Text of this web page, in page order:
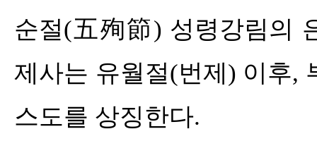
순절(五殉節) 성령강림의
제사는 유월절(번제) 이후,
스도를 상징한다.